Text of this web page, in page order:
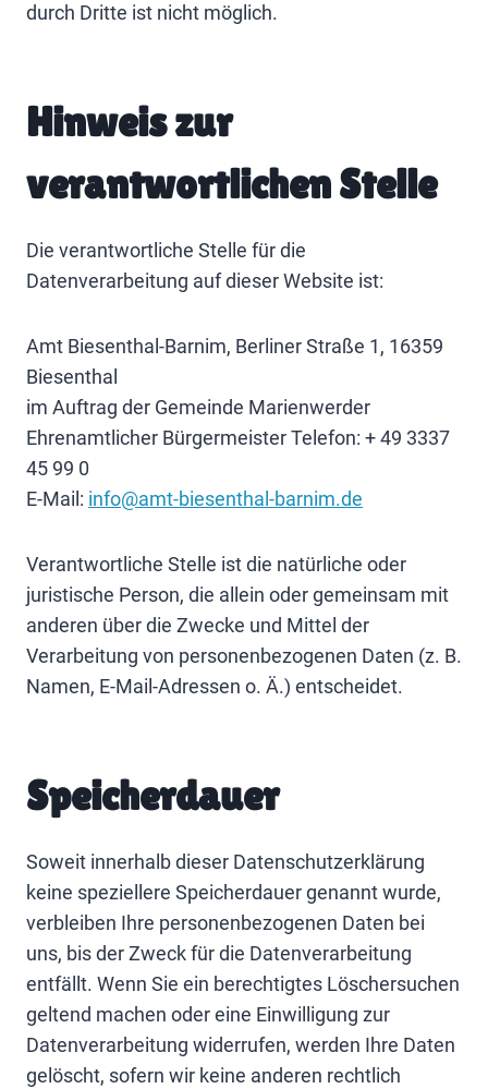
durch Dritte ist nicht möglich.
Hinweis zur
verantwortlichen Stelle
Die verantwortliche Stelle für die
Datenverarbeitung auf dieser Website ist:
Amt Biesenthal-Barnim, Berliner Straße 1, 16359
Biesenthal
im Auftrag der Gemeinde Marienwerder
Ehrenamtlicher Bürgermeister Telefon: + 49 3337
45 99 0
E-Mail: info@amt-biesenthal-barnim.de
Verantwortliche Stelle ist die natürliche oder
juristische Person, die allein oder gemeinsam mit
anderen über die Zwecke und Mittel der
Verarbeitung von personenbezogenen Daten (z. B.
Namen, E-Mail-Adressen o. Ä.) entscheidet.
Speicherdauer
Soweit innerhalb dieser Datenschutzerklärung
keine speziellere Speicherdauer genannt wurde,
verbleiben Ihre personenbezogenen Daten bei
uns, bis der Zweck für die Datenverarbeitung
entfällt. Wenn Sie ein berechtigtes Löschersuchen
geltend machen oder eine Einwilligung zur
Datenverarbeitung widerrufen, werden Ihre Daten
gelöscht, sofern wir keine anderen rechtlich